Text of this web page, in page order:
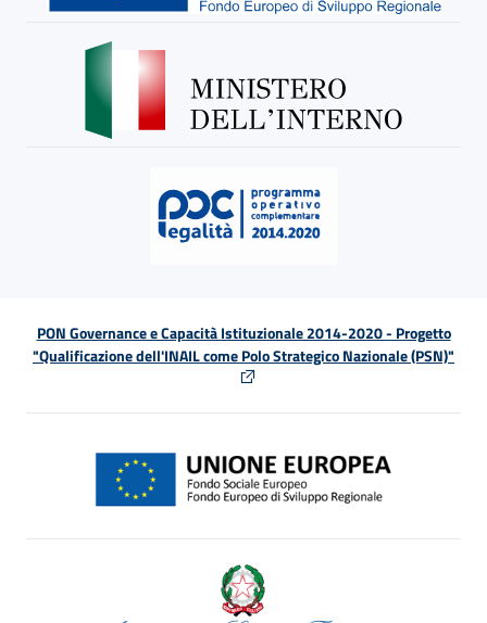
PON Governance e Capacità Istituzionale 2014-2020 - Progetto
"Qualificazione dell'INAIL come Polo Strategico Nazionale (PSN)"